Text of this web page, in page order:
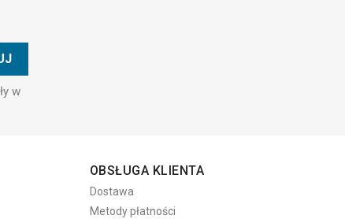
w
OBSŁUGA KLIENTA
Dostawa
Metody płatności